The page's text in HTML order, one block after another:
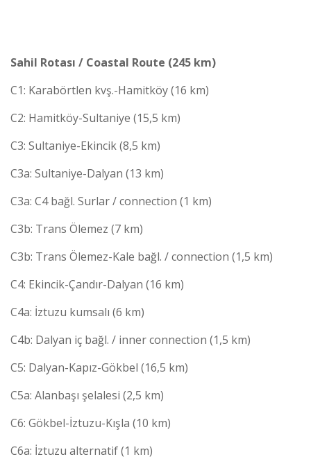
Sahil Rotası / Coastal Route (245 km)
C1: Karabörtlen kvş.-Hamitköy (16 km)
C2: Hamitköy-Sultaniye (15,5 km)
C3: Sultaniye-Ekincik (8,5 km)
C3a: Sultaniye-Dalyan (13 km)
C3a: C4 bağl. Surlar / connection (1 km)
C3b: Trans Ölemez (7 km)
C3b: Trans Ölemez-Kale bağl. / connection (1,5 km)
C4: Ekincik-Çandır-Dalyan (16 km)
C4a: İztuzu kumsalı (6 km)
C4b: Dalyan iç bağl. / inner connection (1,5 km)
C5: Dalyan-Kapız-Gökbel (16,5 km)
C5a: Alanbaşı şelalesi (2,5 km)
C6: Gökbel-İztuzu-Kışla (10 km)
C6a: İztuzu alternatif (1 km)